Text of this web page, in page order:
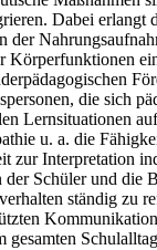
Dabei erlangt
der
Körperfunktionen
die sich
Lernsituationen
u. a. die
zur Interpretation
Schüler und die
ständig zu